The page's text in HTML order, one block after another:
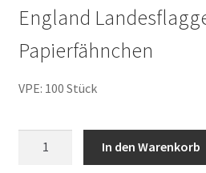
England
Papierfähnchen
VPE: 100 Stück
In den Warenkorb